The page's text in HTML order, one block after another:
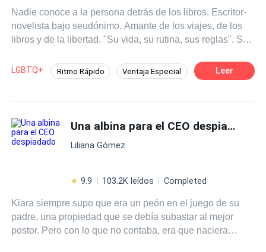
Nadie conoce a la persona detrás de los libros. Escritor-
novelista bajo seudónimo. Amante de los viajes, de los
libros y de la libertad. "Su vida, su rutina, sus reglas". Sin
modificaciones, que sus rutinas pueden sufrir variaciones
y que sus reglas pueden quebrarse. «Porque detrás de
parcial. No al plagio.
LGBTQ+ Ritmo Rápido Ventaja Especial Leer
Una albina para el CEO despiadado
Liliana Gómez
9.9 103.2K leídos Completed
Kiara siempre supo que era un peón en el juego de su
padre, una propiedad que se debía subastar al mejor
postor. Pero con lo que no contaba, era que naciera